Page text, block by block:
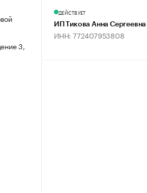
3,
ДЕЙСТВУЕТ
ИП Тикова Анна Сергеевна
ИНН: 772407953808